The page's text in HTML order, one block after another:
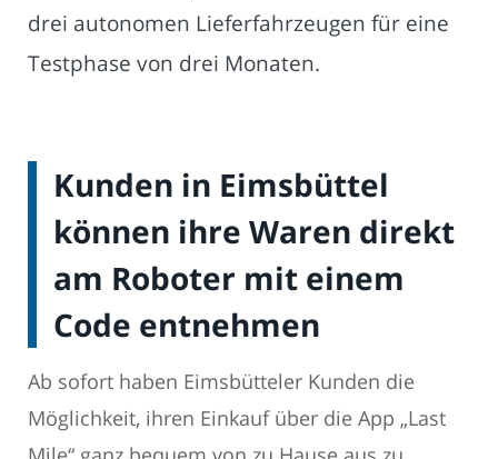
drei autonomen Lieferfahrzeugen für eine
Testphase von drei Monaten.
Kunden in Eimsbüttel
können ihre Waren direkt
am Roboter mit einem
Code entnehmen
Ab sofort haben Eimsbütteler Kunden die
Möglichkeit, ihren Einkauf über die App „Last